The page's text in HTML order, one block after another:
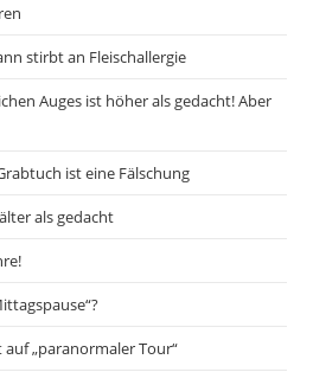
stirbt an Fleischallergie
Auges ist höher als gedacht! Aber
ist eine Fälschung
als gedacht
„paranormaler Tour“